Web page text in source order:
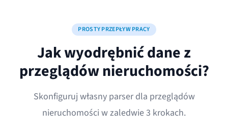
PROSTY PRZEPŁYW PRACY
Jak wyodrębnić dane z
przeglądów nieruchomości?
Skonfiguruj własny parser dla przeglądów
nieruchomości w zaledwie 3 krokach.